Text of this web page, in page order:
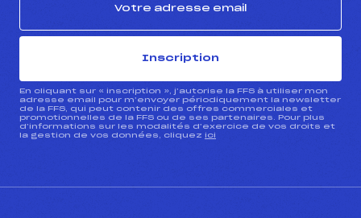
Inscription
En cliquant sur « inscription », j’autorise la FFS à utiliser mon
adresse email pour m’envoyer périodiquement la newsletter
de la FFS, qui peut contenir des offres commerciales et
promotionnelles de la FFS ou de ses partenaires. Pour plus
d’informations sur les modalités d’exercice de vos droits et
la gestion de vos données, cliquez ici